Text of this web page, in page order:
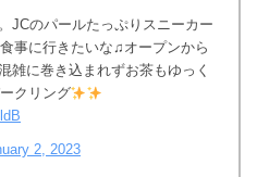
JCのパールたっぷりスニーカー
事に行きたいな♫オープンから
雑に巻き込まれずお茶もゆっく
クリング
2, 2023